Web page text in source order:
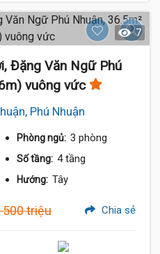
7
Đặng Văn Ngữ Phú
vuông vức
Phú Nhuận
Phòng ngủ: 3 phòng
Số tầng: 4 tầng
Hướng: Tây
500 triệu Chia sẻ